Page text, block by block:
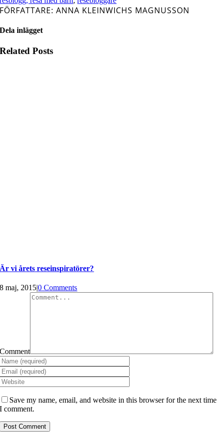
FÖRFATTARE: ANNA KLEINWICHS MAGNUSSON
Dela inlägget
Related Posts
Är vi årets reseinspiratörer?
8 maj, 2015|0 Comments
Comment
Save my name, email, and website in this browser for the next time
I comment.